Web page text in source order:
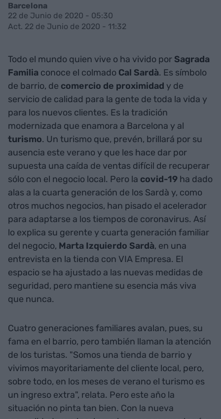
Barcelona
22 de Junio de 2020 - 05:30
Act. 22 de Junio de 2020 - 11:32
Todo el mundo quien vive o ha vivido por Sagrada
Familia conoce el colmado Cal Sardà. Es símbolo
de barrio, de comercio de proximidad y de
servicio de calidad para la gente de toda la vida y
para los nuevos clientes. Es la tradición
modernizada que enamora a Barcelona y al
turismo. Un turismo que, prevén, brillará por su
ausencia este verano y que les hace dar por
supuesta una caída de ventas difícil de recuperar
sólo con el negocio local. Pero la covid-19 ha dado
alas a la cuarta generación de los Sardà y, como
otros muchos negocios, han pisado el acelerador
para adaptarse a los tiempos de coronavirus. Así
lo explica su gerente y cuarta generación familiar
del negocio, Marta Izquierdo Sardà, en una
entrevista en la tienda con VIA Empresa. El
espacio se ha ajustado a las nuevas medidas de
seguridad, pero mantiene su esencia más viva
que nunca.
Cuatro generaciones familiares avalan, pues, su
fama en el barrio, pero también llaman la atención
de los turistas. "Somos una tienda de barrio y
vivimos mayoritariamente del cliente local, pero,
sobre todo, en los meses de verano el turismo es
un ingreso extra", relata. Pero este año la
situación no pinta tan bien. Con la nueva